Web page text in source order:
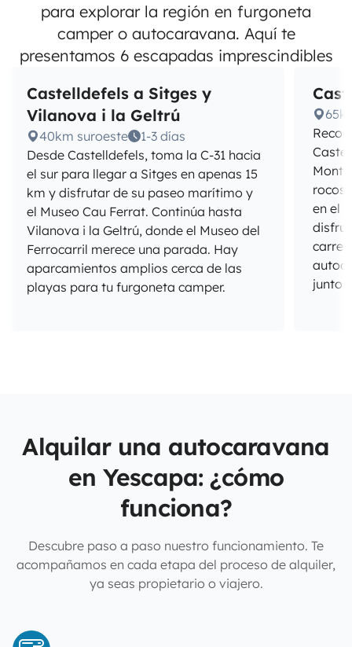
para explorar la región en furgoneta
camper o autocaravana. Aquí te
presentamos 6 escapadas imprescindibles
Castelldefels a Sitges y
Vilanova i la Geltrú
40km suroeste
1-3 días
Desde Castelldefels, toma la C-31 hacia
el sur para llegar a Sitges en apenas 15
km y disfrutar de su paseo marítimo y
el Museo Cau Ferrat. Continúa hasta
Vilanova i la Geltrú, donde el Museo del
Ferrocarril merece una parada. Hay
aparcamientos amplios cerca de las
playas para tu furgoneta camper.
en el
junto
Alquilar una autocaravana
en Yescapa: ¿cómo
funciona?
Descubre paso a paso nuestro funcionamiento. Te
acompañamos en cada etapa del proceso de alquiler,
ya seas propietario o viajero.